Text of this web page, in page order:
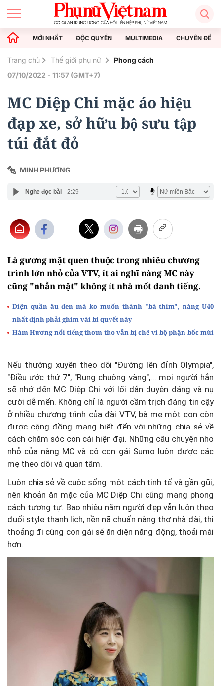
MỚI NHẤT ĐỘC QUYỀN MULTIMEDIA CHUYÊN ĐỀ
Trang chủ Thế giới phụ nữ
Phong cách
07/10/2022 - 11:57 (GMT+7)
MC Diệp Chi mặc áo hiệu
đạp xe, sở hữu bộ sưu tập
túi đắt đỏ
MINH PHƯƠNG
Nghe đọc bài 2:29
Là gương mặt quen thuộc trong nhiều chương
trình lớn nhỏ của VTV, ít ai nghĩ nàng MC này
cũng "nhẵn mặt" không ít nhà mốt danh tiếng.
Diện quần âu đen mà ko muốn thành "bà thím", nàng U40
nhất định phải ghim vài bí quyết này
Hàm Hương nổi tiếng thơm tho vẫn bị chê vì bộ phận bốc mùi
Nếu thường xuyên theo dõi "Đường lên đỉnh Olympia",
"Điều ước thứ 7", "Rung chuông vàng",... mọi người hẳn
sẽ nhớ đến MC Diệp Chi với lối dẫn duyên dáng và nụ
cười dễ mến. Không chỉ là người cầm trịch đáng tin cậy
ở nhiều chương trình của đài VTV, bà mẹ một con còn
được cộng đồng mạng biết đến với những chia sẻ về
cách chăm sóc con cái hiện đại. Những câu chuyện nho
nhỏ của nàng MC và cô con gái Sumo luôn được các
mẹ theo dõi và quan tâm.
Luôn chia sẻ về cuộc sống một cách tinh tế và gần gũi,
nên khoản ăn mặc của MC Diệp Chi cũng mang phong
cách tương tự. Bao nhiêu năm người đẹp vẫn luôn theo
đuổi style thanh lịch, nền nã chuẩn nàng thơ nhà đài, thi
thoảng đi cùng con gái sẽ ăn diện năng động, thoải mái
hơn.